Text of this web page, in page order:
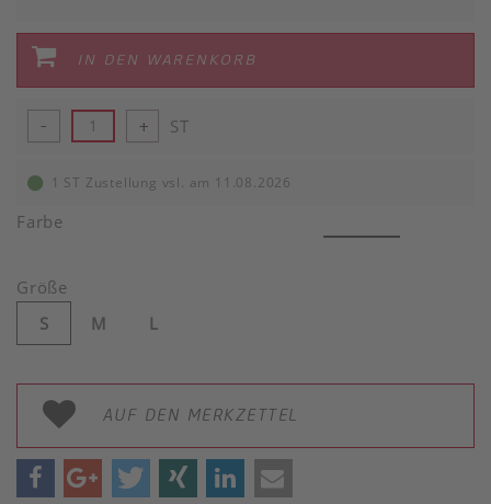
IN DEN WARENKORB
- + ST
1 ST Zustellung vsl. am 11.08.2026
Farbe
Größe
S
M L
AUF DEN MERKZETTEL